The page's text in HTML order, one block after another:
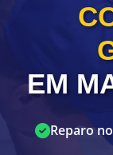
EM
Reparo